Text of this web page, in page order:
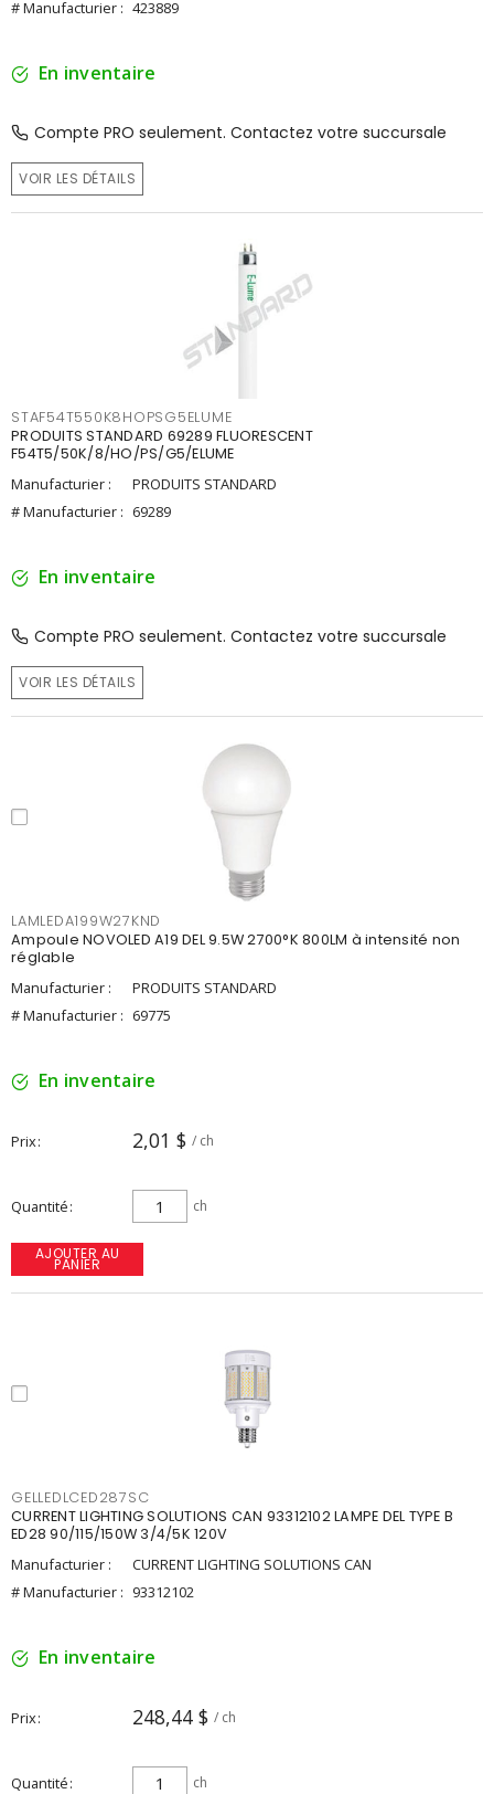
# Manufacturier : 423889
En inventaire
Compte PRO seulement. Contactez votre succursale
VOIR LES DÉTAILS
STAF54T550K8HOPSG5ELUME
PRODUITS STANDARD 69289 FLUORESCENT
F54T5/50K/8/HO/PS/G5/ELUME
Manufacturier :
PRODUITS STANDARD
# Manufacturier : 69289
En inventaire
Compte PRO seulement. Contactez votre succursale
VOIR LES DÉTAILS
LAMLEDA199W27KND
Ampoule NOVOLED A19 DEL 9.5W 2700°K 800LM à intensité non
réglable
Manufacturier :
PRODUITS STANDARD
# Manufacturier : 69775
En inventaire
Prix 2,01 $ / ch
Quantité ch
AJOUTER AU
PANIER
GELLEDLCED287SC
CURRENT LIGHTING SOLUTIONS CAN 93312102 LAMPE DEL TYPE B
ED28 90/115/150W 3/4/5K 120V
Manufacturier :
CURRENT LIGHTING SOLUTIONS CAN
# Manufacturier : 93312102
En inventaire
Prix 248,44 $ / ch
Quantité ch